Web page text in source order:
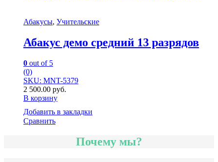
Абакусы, Учительские
Абакус демо средний 13 разрядов
0 out of 5
(0)
SKU: MNT-5379
2 500.00 руб.
В корзину
Добавить в закладки
Сравнить
Почему мы?